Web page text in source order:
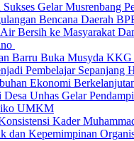
Sukses Gelar Musrenbang
Bencana Daerah
Bersih ke Masyarakat
Barru Buka Musyda KKG
Pembelajar Sepanjang
Ekonomi
Unhas Gelar
UMKM
Kader
dan Kepemimpinan